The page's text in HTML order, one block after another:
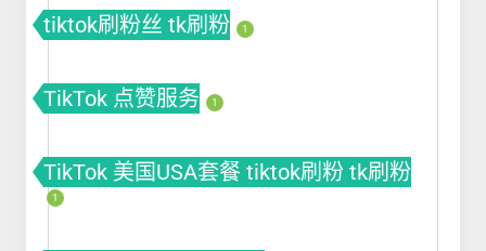
tiktok刷粉丝 tk刷粉 1
TikTok 点赞服务 1
TikTok 美国USA套餐 tiktok刷粉 tk刷粉
1